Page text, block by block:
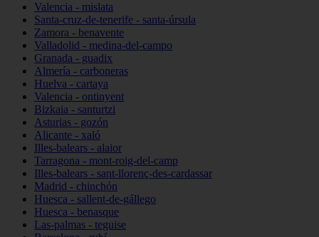
Valencia - mislata
Santa-cruz-de-tenerife - santa-úrsula
Zamora - benavente
Valladolid - medina-del-campo
Granada - guadix
Almería - carboneras
Huelva - cartaya
Valencia - ontinyent
Bizkaia - santurtzi
Asturias - gozón
Alicante - xaló
Illes-balears - alaior
Tarragona - mont-roig-del-camp
Illes-balears - sant-llorenç-des-cardassar
Madrid - chinchón
Huesca - sallent-de-gállego
Huesca - benasque
Las-palmas - teguise